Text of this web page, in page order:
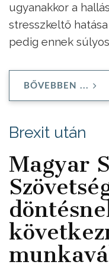
ugyanakkor a
stresszkeltő
pedig ennek
BŐVEBBEN ...
Brexit után
Magyar